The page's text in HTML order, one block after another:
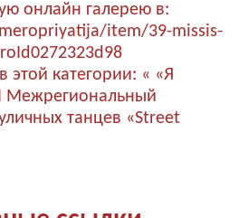
онлайн галерею в:
item/39-missis-
этой категории: « «Я
Межрегиональный
танцев «Street